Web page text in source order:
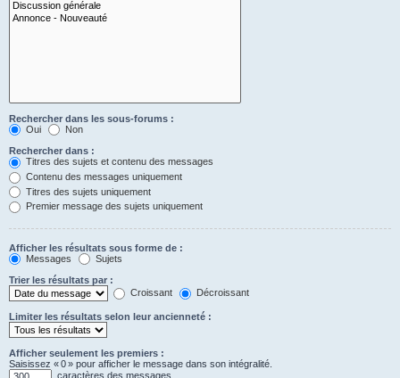
Rechercher dans les sous-forums :
Oui
Non
Rechercher dans :
Titres des sujets et contenu des messages
Contenu des messages uniquement
Titres des sujets uniquement
Premier message des sujets uniquement
Afficher les résultats sous forme de :
Messages
Sujets
Trier les résultats par :
Croissant
Décroissant
Limiter les résultats selon leur ancienneté :
Afficher seulement les premiers :
Saisissez « 0 » pour afficher le message dans son intégralité.
caractères des messages